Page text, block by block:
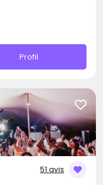
Profil
51 avis